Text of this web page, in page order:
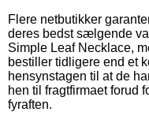
Flere netbutikker
deres bedst sælgende
Simple Leaf Necklace,
bestiller tidligere end et
hensynstagen til at de
hen til fragtfirmaet forud
fyraften.